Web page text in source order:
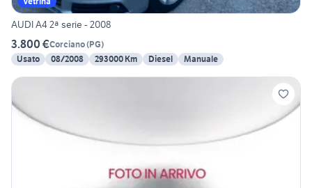
AUDI A4 2ª serie - 2008
3.800 €Corciano(PG)
Usato
08/2008 293000 Km Diesel Manuale